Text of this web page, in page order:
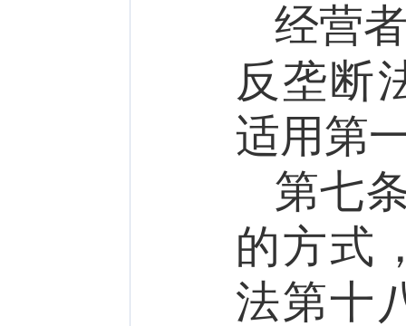
经营
反垄断
适用第
第七
的方式
法第十